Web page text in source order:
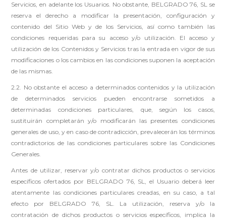
Servicios, en adelante los Usuarios. No obstante, BELGRADO 76, SL se
reserva el derecho a modificar la presentación, configuración y
contenido del Sitio Web y de los Servicios, así como también las
condiciones requeridas para su acceso y/o utilización. El acceso y
utilización de los Contenidos y Servicios tras la entrada en vigor de sus
modificaciones o los cambios en las condiciones suponen la aceptación
de las mismas.
2.2. No obstante el acceso a determinados contenidos y la utilización
de determinados servicios pueden encontrarse sometidos a
determinadas condiciones particulares, que, según los casos,
sustituirán completarán y/o modificarán las presentes condiciones
generales de uso, y en caso de contradicción, prevalecerán los términos
contradictorios de las condiciones particulares sobre las Condiciones
Generales.
Antes de utilizar, reservar y/o contratar dichos productos o servicios
específicos ofertados por BELGRADO 76, SL, el Usuario deberá leer
atentamente las condiciones particulares creadas, en su caso, a tal
efecto por BELGRADO 76, SL. La utilización, reserva y/o la
contratación de dichos productos o servicios específicos, implica la